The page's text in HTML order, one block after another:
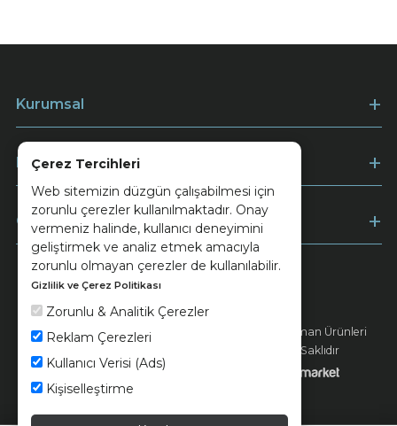
Çerez Tercihleri
Web sitemizin düzgün çalışabilmesi için
zorunlu çerezler kullanılmaktadır. Onay
vermeniz halinde, kullanıcı deneyimini
geliştirmek ve analiz etmek amacıyla
zorunlu olmayan çerezler de kullanılabilir.
Gizlilik ve Çerez Politikası
Zorunlu & Analitik Çerezler
Reklam Çerezleri
Kullanıcı Verisi (Ads)
Kişiselleştirme
Kurumsal
Müşteri Hizmetleri
Ödeme
© 2026 Ünsa Madencilik Turizm Enerji Seramik Orman Ürünleri
Elektrik Üretim San. ve Tic. A.Ş. - Tüm Hakları Saklıdır